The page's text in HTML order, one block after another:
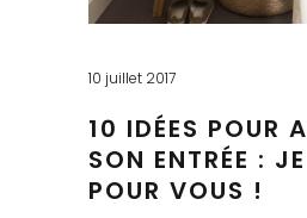
10 juillet 2017
10 IDÉES POUR
SON ENTRÉE :
POUR VOUS !